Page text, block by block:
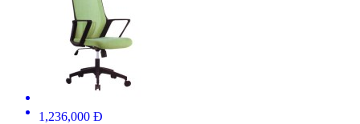
1,236,000 Đ